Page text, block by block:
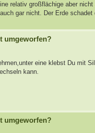
relativ großflächige aber
gar nicht. Der Erde
umgeworfen?
eine klebst Du mit
kann.
umgeworfen?